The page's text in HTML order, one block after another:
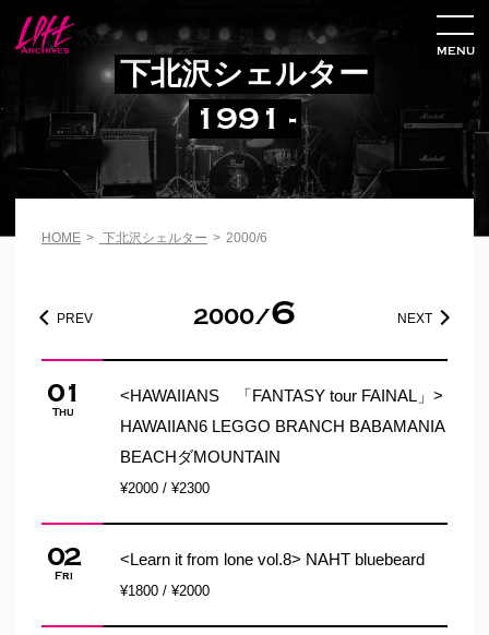
下北沢シェルター
1991 -
MENU
HOME > 下北沢シェルター > 2000/6
2000/6 NEXT
PREV
01
Thu
<HAWAIIANS 「FANTASY tour FAINAL」>
HAWAIIAN6 LEGGO BRANCH BABAMANIA
BEACHダMOUNTAIN
¥2000 / ¥2300
02
Fri
<Learn it from lone vol.8> NAHT bluebeard
¥1800 / ¥2000